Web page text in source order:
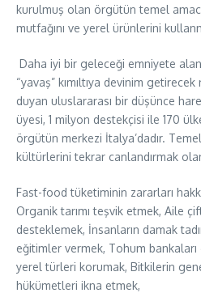
kurulmuş olan örgütün temel
mutfağını ve yerel ürünlerini
Daha iyi bir geleceği emniyete
“yavaş” kımıltıya devinim
duyan uluslararası bir düşünce
üyesi, 1 milyon destekçisi ile 170
örgütün merkezi İtalya’dadır.
kültürlerini tekrar canlandırmak
Fast-food tüketiminin zararları
Organik tarımı teşvik etmek, Aile
desteklemek, İnsanların damak
eğitimler vermek, Tohum
yerel türleri korumak, Bitkilerin
hükümetleri ikna etmek,